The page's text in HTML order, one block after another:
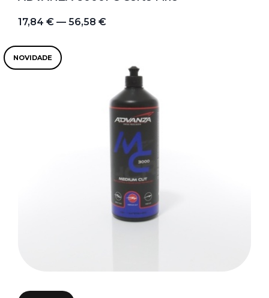
17,84 € — 56,58 €
NOVIDADE